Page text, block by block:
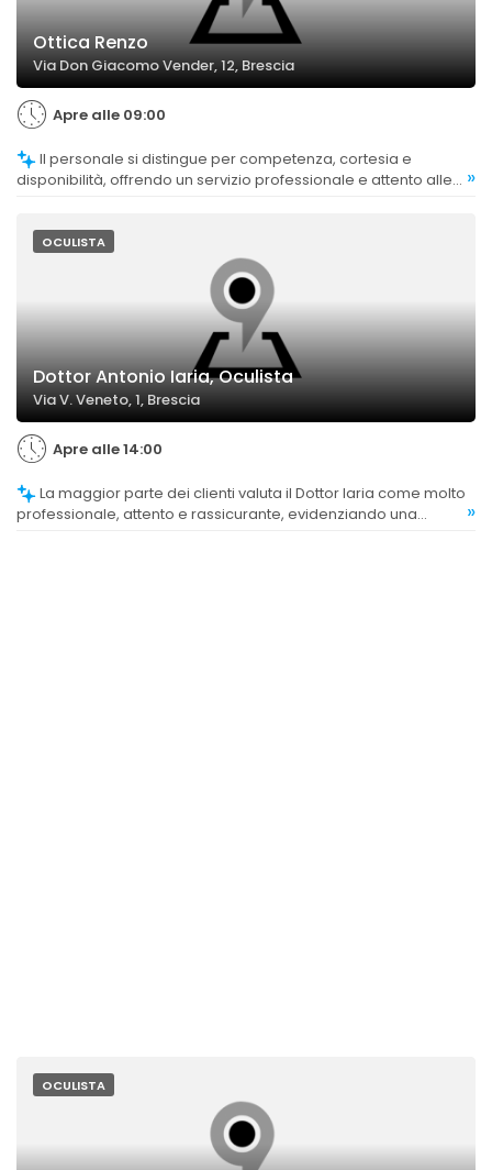
Ottica Renzo
Via Don Giacomo Vender, 12, Brescia
Apre alle 09:00
disponibilità, offrendo un servizio professionale e attento alle
»
OCULISTA
Dottor Antonio Iaria, Oculista
Via V. Veneto, 1, Brescia
Apre alle 14:00
professionale, attento e rassicurante, evidenziando una
»
OCULISTA